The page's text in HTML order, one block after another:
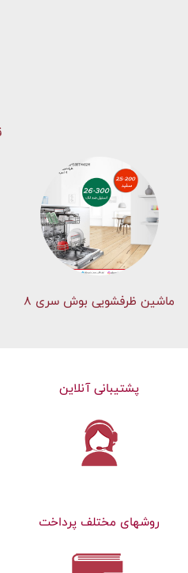
ماشین ظرفشویی بوش سری 8
پشتیبانی آنلاین
روشهای مختلف پرداخت